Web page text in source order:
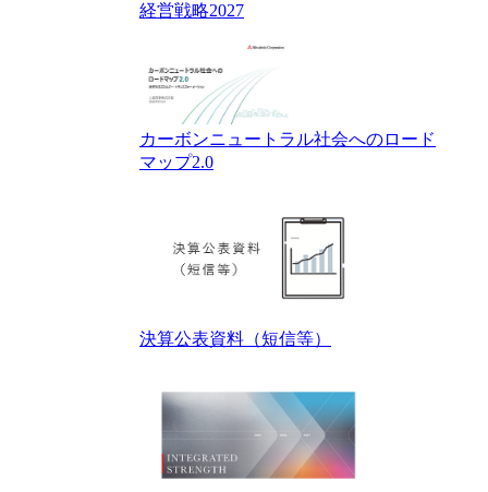
経営戦略2027
カーボンニュートラル社会へのロード
マップ2.0
決算公表資料（短信等）